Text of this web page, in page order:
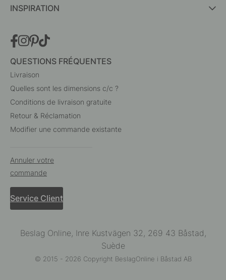
INSPIRATION
QUESTIONS FRÉQUENTES
Livraison
Quelles sont les dimensions c/c ?
Conditions de livraison gratuite
Retour & Réclamation
Modifier une commande existante
Annuler votre
commande
Service Client
Beslag Online, Inre Kustvägen 32, 269 43 Båstad,
Suède
© 2015 - 2026 Copyright BeslagOnline i Båstad AB